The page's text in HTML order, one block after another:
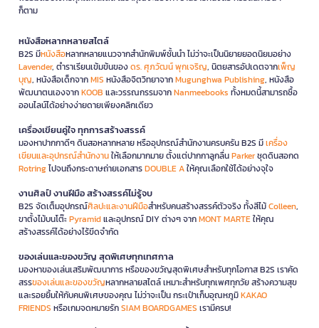
ก็ตาม
หนังสือหลากหลายสไตล์
B2S มีหนังสือหลากหลายแนวจากสำนักพิมพ์ชั้นนำ ไม่ว่าจะเป็นนิยายยอดนิยมอย่าง
Lavender, ตำราเรียนเข้มข้นของดร. ศุภวัฒน์ พุกเจริญ, นิตยสารอัปเดตจากเพ็ญ
บุญ, หนังสือเด็กจากMIS หนังสือจิตวิทยาจากMugunghwa Publishing, หนังสือ
พัฒนาตนเองจากKOOB และวรรณกรรมจากNanmeebooks ทั้งหมดนี้สามารถซื้อ
ออนไลน์ได้อย่างง่ายดายเพียงคลิกเดียว
เครื่องเขียนคู่ใจ ทุกการสร้างสรรค์
มองหาปากกาดีๆ ดินสอหลากหลาย หรืออุปกรณ์สำนักงานครบครัน B2S มีเครื่อง
เขียนและอุปกรณ์สำนักงานให้เลือกมากมาย ตั้งแต่ปากกาลูกลื่นParkerชุดดินสอกด
Rotringไปจนถึงกระดาษถ่ายเอกสารDOUBLE Aให้คุณเลือกใช้ได้อย่างจุใจ
งานศิลป์ งานฝีมือ สร้างสรรค์ไม่รู้จบ
B2S จัดเต็มอุปกรณ์ศิลปะและงานฝีมือสำหรับคนสร้างสรรค์ตัวจริง ทั้งสีไม้Colleen,
ขาตั้งไม้บนโต๊ะPyramidและอุปกรณ์ DIY ต่างๆ จากMONT MARTEให้คุณ
สร้างสรรค์ได้อย่างไร้ขีดจำกัด
ของเล่นและของขวัญ สุดพิเศษทุกเทศกาล
มองหาของเล่นเสริมพัฒนาการ หรือของขวัญสุดพิเศษสำหรับทุกโอกาส B2S เราคัด
สรรของเล่นและของขวัญหลากหลายสไตล์ เหมาะสำหรับทุกเพศทุกวัย สร้างความสุข
และรอยยิ้มให้กับคนพิเศษของคุณ ไม่ว่าจะเป็น กระเป๋าเก็บอุณหภูมิKAKAO
FRIENDS หรือเกมจดหมายรักSIAM BOARDGAMES เรามีครบ!